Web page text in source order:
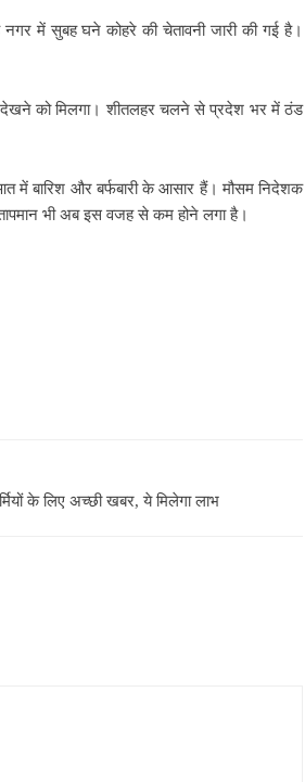
नगर में सुबह घने कोहरे की चेतावनी जारी की गई है।
देखने को मिलगा। शीतलहर चलने से प्रदेश भर में ठंड
में बारिश और बर्फबारी के आसार हैं। मौसम निदेशक
भी अब इस वजह से कम होने लगा है।
के लिए अच्छी खबर, ये मिलेगा लाभ